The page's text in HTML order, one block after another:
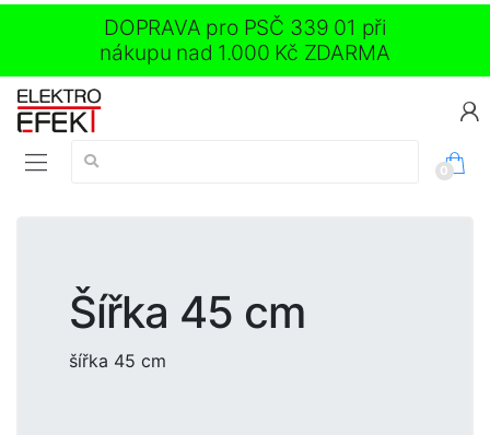
DOPRAVA pro PSČ 339 01 při
nákupu nad 1.000 Kč ZDARMA
Vyhledávání:
0
Šířka 45 cm
šířka 45 cm